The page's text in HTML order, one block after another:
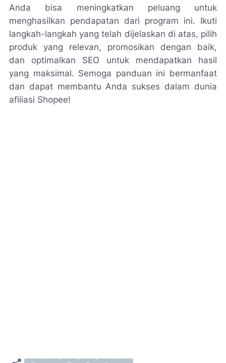
Anda bisa meningkatkan peluang untuk
menghasilkan pendapatan dari program ini. Ikuti
langkah-langkah yang telah dijelaskan di atas, pilih
produk yang relevan, promosikan dengan baik,
dan optimalkan SEO untuk mendapatkan hasil
yang maksimal. Semoga panduan ini bermanfaat
dan dapat membantu Anda sukses dalam dunia
afiliasi Shopee!